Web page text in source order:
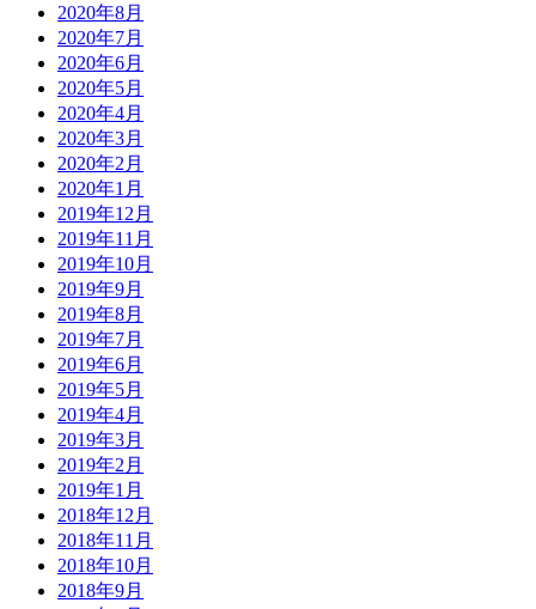
2020年8月
2020年7月
2020年6月
2020年5月
2020年4月
2020年3月
2020年2月
2020年1月
2019年12月
2019年11月
2019年10月
2019年9月
2019年8月
2019年7月
2019年6月
2019年5月
2019年4月
2019年3月
2019年2月
2019年1月
2018年12月
2018年11月
2018年10月
2018年9月